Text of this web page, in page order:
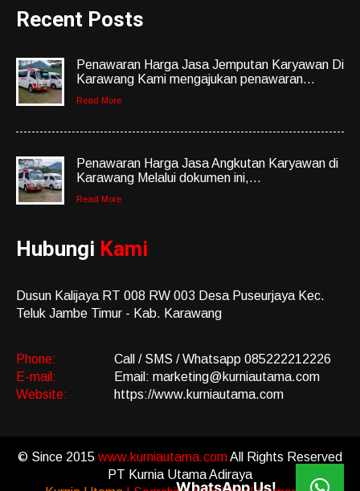
Recent Posts
Penawaran Harga Jasa Jemputan Karyawan Di
Karawang Kami mengajukan penawaran...
Read More
Penawaran Harga Jasa Angkutan Karyawan di
Karawang Melalui dokumen ini,...
Read More
Hubungi Kami
Dusun Kalijaya RT 008 RW 003 Desa Puseurjaya Kec.
Teluk Jambe Timur - Kab. Karawang
Phone:
Call / SMS / Whatsapp 085222212226
E-mail:
Email: marketing@kurniautama.com
Website:
https://www.kurniautama.com
© Since 2015 www.kurniautama.comAll Rights Reserved
PT Kurnia Utama Adiraya
WhatsApp Us!